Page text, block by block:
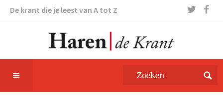
De krant die je leest van A tot Z